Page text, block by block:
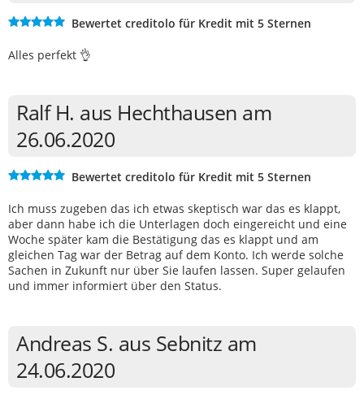
Bewertet creditolo für Kredit mit 5 Sternen
Alles perfekt 👌
Ralf H. aus Hechthausen am
26.06.2020
Bewertet creditolo für Kredit mit 5 Sternen
Ich muss zugeben das ich etwas skeptisch war das es klappt,
aber dann habe ich die Unterlagen doch eingereicht und eine
Woche später kam die Bestätigung das es klappt und am
gleichen Tag war der Betrag auf dem Konto. Ich werde solche
Sachen in Zukunft nur über Sie laufen lassen. Super gelaufen
und immer informiert über den Status.
Andreas S. aus Sebnitz am
24.06.2020